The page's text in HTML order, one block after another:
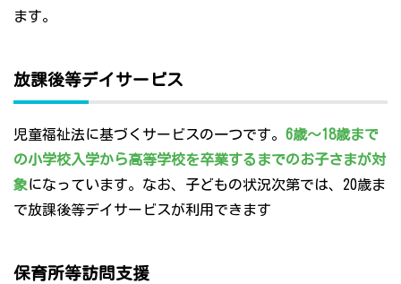
ます。
放課後等デイサービス
児童福祉法に基づくサービスの一つです。 6歳～18歳まで
の小学校入学から高等学校を卒業するまでのお子さまが対
象になっています。なお、子どもの状況次第では、20歳ま
で放課後等デイサービスが利用できます
保育所等訪問支援